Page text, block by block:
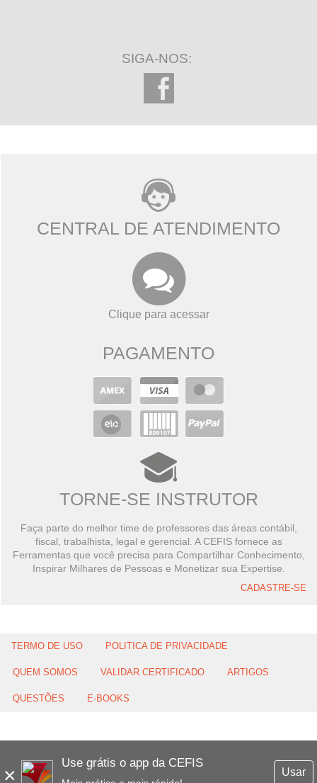
×
Use grátis o app da CEFIS
Usar
SIGA-NOS:
CENTRAL DE ATENDIMENTO
Clique para acessar
PAGAMENTO
TORNE-SE INSTRUTOR
Faça parte do melhor time de professores das áreas contábil,
fiscal, trabalhista, legal e gerencial. A CEFIS fornece as
Ferramentas que você precisa para Compartilhar Conhecimento,
Inspirar Milhares de Pessoas e Monetizar sua Expertise.
CADASTRE-SE
TERMO DE USO POLITICA DE PRIVACIDADE
QUEM SOMOS VALIDAR CERTIFICADO ARTIGOS
QUESTÕES E-BOOKS